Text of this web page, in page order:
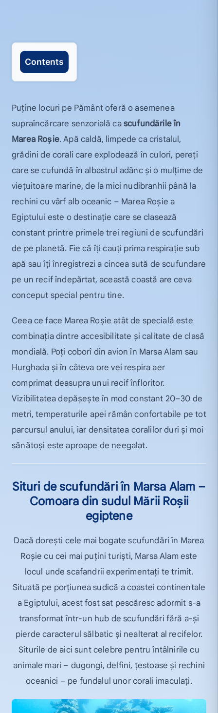
Contents
Puține locuri pe Pământ oferă o asemenea
supraîncărcare senzorială cascufundările în
Marea Roșie. Apă caldă, limpede ca cristalul,
grădini de corali care explodează în culori, pereți
care se cufundă în albastrul adânc și o mulțime de
viețuitoare marine, de la mici nudibranhii până la
rechini cu vârf alb oceanic – Marea Roșie a
Egiptului este o destinație care se clasează
constant printre primele trei regiuni de scufundări
de pe planetă. Fie că îți cauți prima respirație sub
apă sau îți înregistrezi a cincea sută de scufundare
pe un recif îndepărtat, această coastă are ceva
conceput special pentru tine.
Ceea ce face Marea Roșie atât de specială este
combinația dintre accesibilitate și calitate de clasă
mondială. Poți coborî din avion în Marsa Alam sau
Hurghada și în câteva ore vei respira aer
comprimat deasupra unui recif înfloritor.
Vizibilitatea depășește în mod constant 20–30 de
metri, temperaturile apei rămân confortabile pe tot
parcursul anului, iar densitatea coralilor duri și moi
sănătoși este aproape de neegalat.
Situri de scufundări în Marsa Alam –
Comoara din sudul Mării Roșii
egiptene
Dacă dorești cele mai bogate scufundări în Marea
Roșie cu cei mai puțini turiști, Marsa Alam este
locul unde scafandrii experimentați te trimit.
Situată pe porțiunea sudică a coastei continentale
a Egiptului, acest fost sat pescăresc adormit s-a
transformat într-un hub de scufundări fără a-și
pierde caracterul sălbatic și nealterat al recifelor.
Siturile de aici sunt celebre pentru întâlnirile cu
animale mari – dugongi, delfini, țestoase și rechini
oceanici – pe fundalul unor corali imaculați.